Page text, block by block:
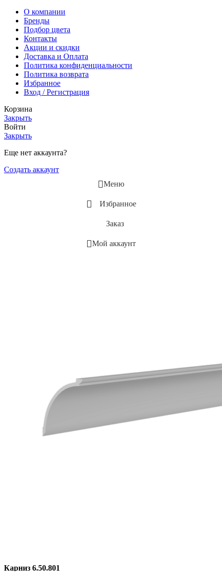
О компании
Бренды
Подбор цвета
Контакты
Акции и скидки
Доставка и Оплата
Политика конфиденциальности
Политика возврата
Избранное
Вход / Регистрация
Корзина
Закрыть
Войти
Закрыть
Еще нет аккаунта?
Создать аккаунт
Меню
Избранное
Заказ
Мой аккаунт
Карниз 6.50.801